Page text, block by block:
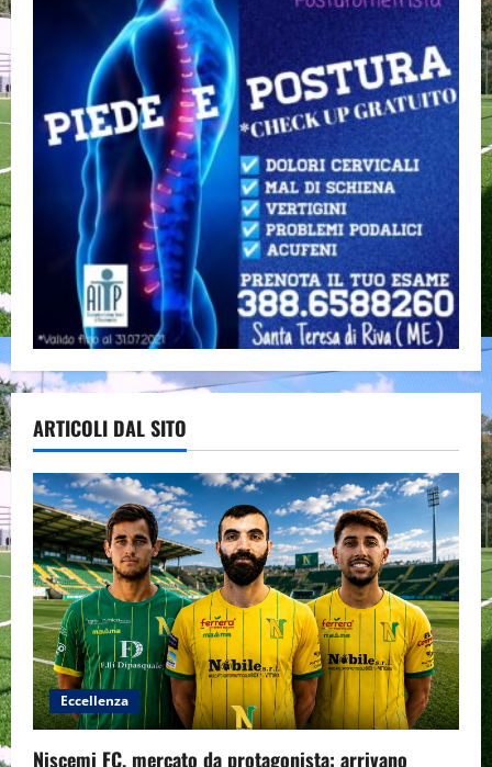
ARTICOLI DAL SITO
Eccellenza
Niscemi FC, mercato da protagonista: arrivano